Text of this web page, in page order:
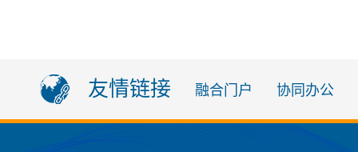
友情链接 融合门户 协同办公